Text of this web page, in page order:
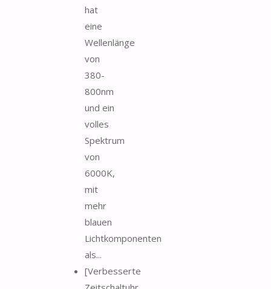
hat
eine
Wellenlänge
von
380-
800nm
und ein
volles
Spektrum
von
6000K,
mit
mehr
blauen
Lichtkomponenten
als...
[Verbesserte